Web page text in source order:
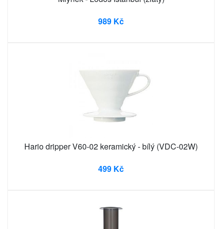
989 Kč
Hario dripper V60-02 keramický - bílý (VDC-02W)
499 Kč